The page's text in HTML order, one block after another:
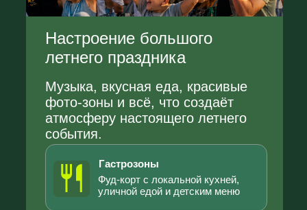
Семейный квест
раскрашиваем город вместе
Для всей семьи